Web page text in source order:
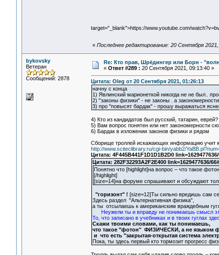
target="_blank">https://www.youtube.com/
« Последнее редактирование: 20 Сентября
bykovsky
Ветеран
Сообщений: 2878
Re: Кто прав, Шрёдингер или Борн -
« Ответ #289 : 20 Сентября 2021, 09:13:40 »
Цитата: Oleg от 20 Сентября 2021, 01:26:13
начну с конца
1) Явлинский марионеткой никогда не не был..
2) "законы физики" - не законы . а закономерности
3) про "повысят бардак" - прошу выражаться
4) Кто из кандидатов был русский, татарин, еврей?
5) Вам вопрос понятен или нет закономерности
6) Бардак в изложении законов физики и рядом
Сборище троллей искажающих информацию учит
http://www.sciteclibrary.ru/cgi-bin/yabb2/
Цитата: 4F445B441F1D1D1B2D0
Цитата: 282F32293A2F2E400 link=1629477636/
Понятно что [highlight]на вопрос – что такое
[/highlight]
[size=14]на форуме спрашивают и обсуждают
"горизонт" ! [size=12]Ты сильно вредишь сам
Здесь раздел "Альтернативная физика",
а ты отсылаешь к американским враждебным
Неужели ты и вправду не понимаешь смысл
То, что записано в учебниках и в твоих гуглах
Скажи твоими словами, как ты понимаешь,
что такое "фотон" ФИЗИЧЕСКИ, а не языком
и что есть "закрытая-открытая система
Пока, ты здесь первый кто тормозит прогресс